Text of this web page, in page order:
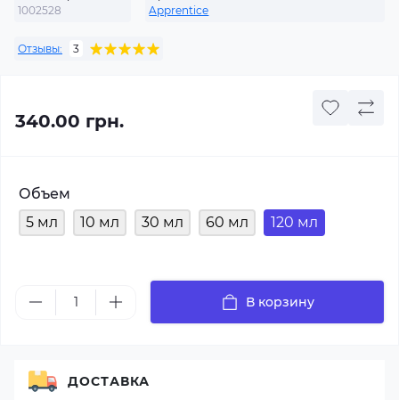
1002528
Apprentice
Отзывы: 3
340.00 грн.
Объем
5 мл
10 мл 30 мл 60 мл 120 мл
В корзину
ДОСТАВКА